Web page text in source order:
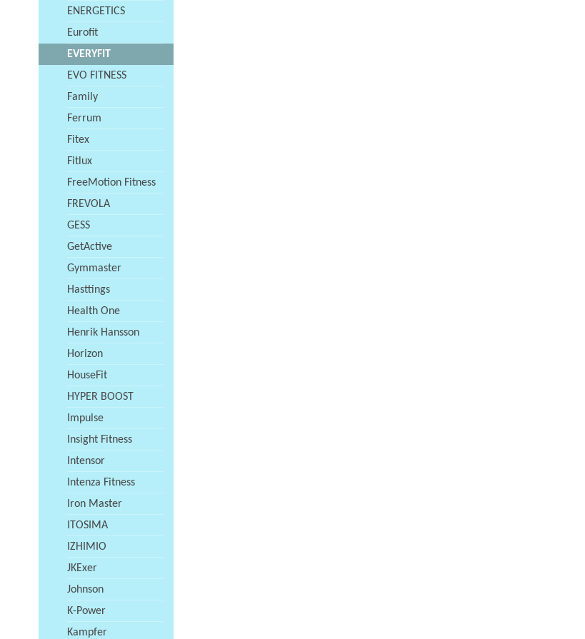
ENERGETICS
Eurofit
EVERYFIT
EVO FITNESS
Family
Ferrum
Fitex
Fitlux
FreeMotion Fitness
FREVOLA
GESS
GetActive
Gymmaster
Hasttings
Health One
Henrik Hansson
Horizon
HouseFit
HYPER BOOST
Impulse
Insight Fitness
Intensor
Intenza Fitness
Iron Master
ITOSIMA
IZHIMIO
JKExer
Johnson
K-Power
Kampfer